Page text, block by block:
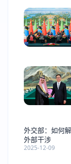
外交部：如何
外部干涉
2025-12-09